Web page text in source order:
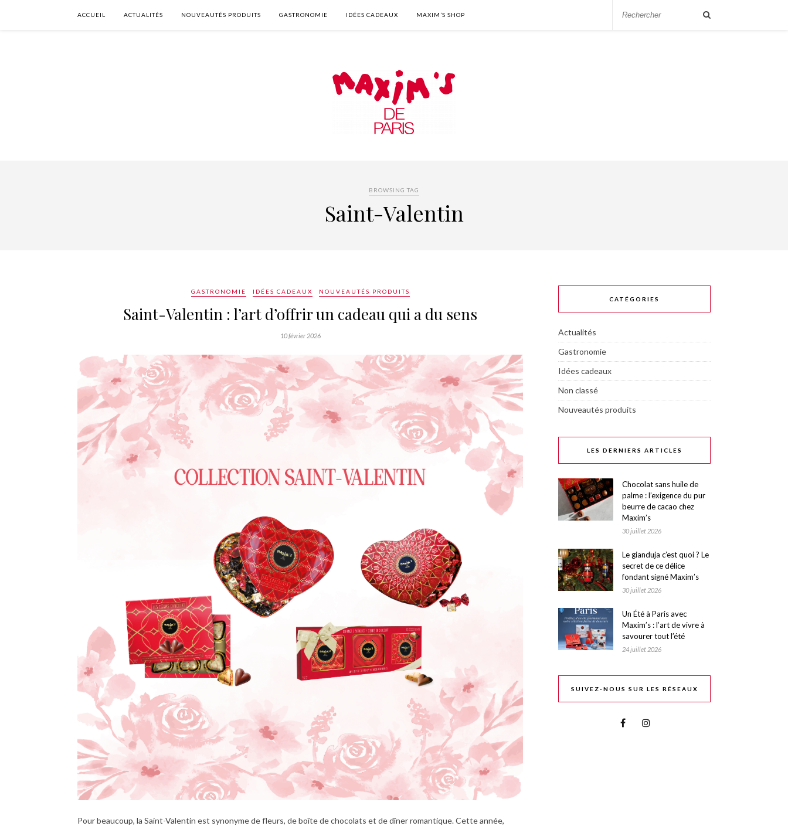
ACCUEIL ACTUALITÉS NOUVEAUTÉS PRODUITS GASTRONOMIE IDÉES CADEAUX MAXIM’S SHOP
BROWSING TAG
Saint-Valentin
GASTRONOMIE IDÉES CADEAUX NOUVEAUTÉS PRODUITS
Saint-Valentin : l’art d’offrir un cadeau qui a du sens
10 février 2026
Pour beaucoup, la Saint-Valentin est synonyme de fleurs, de boîte de chocolats et de dîner romantique. Cette année,
CATÉGORIES
Actualités
Gastronomie
Idées cadeaux
Non classé
Nouveautés produits
LES DERNIERS ARTICLES
Chocolat sans huile de
palme : l’exigence du pur
beurre de cacao chez
Maxim’s
30 juillet 2026
Le gianduja c’est quoi ? Le
secret de ce délice
fondant signé Maxim’s
30 juillet 2026
Un Été à Paris avec
Maxim’s : l’art de vivre à
savourer tout l’été
24 juillet 2026
SUIVEZ-NOUS SUR LES RÉSEAUX